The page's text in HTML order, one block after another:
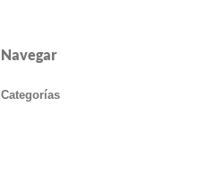
Navegar
Categorías